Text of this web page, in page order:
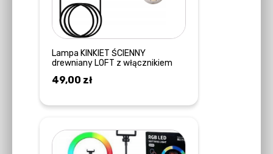
Lampa KINKIET ŚCIENNY
drewniany LOFT z włącznikiem
49,00 zł